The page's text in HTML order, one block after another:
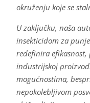
okruženju koje se
U zaključku, naša
insekticidom za
redefinira
industrijskoj
mogućnostima,
nepokolebljivom